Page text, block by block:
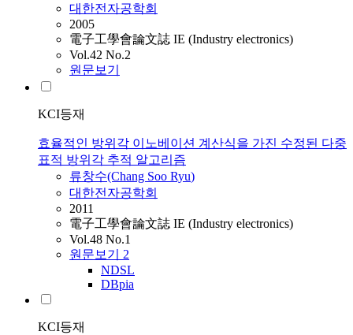
대한전자공학회
2005
電子工學會論文誌 IE (Industry electronics)
Vol.42 No.2
원문보기
KCI등재
효율적인 방위각 이노베이션 계산식을 가진 수정된 다중
표적 방위각 추적 알고리즘
류창수(Chang Soo Ryu)
대한전자공학회
2011
電子工學會論文誌 IE (Industry electronics)
Vol.48 No.1
원문보기 2
NDSL
DBpia
KCI등재